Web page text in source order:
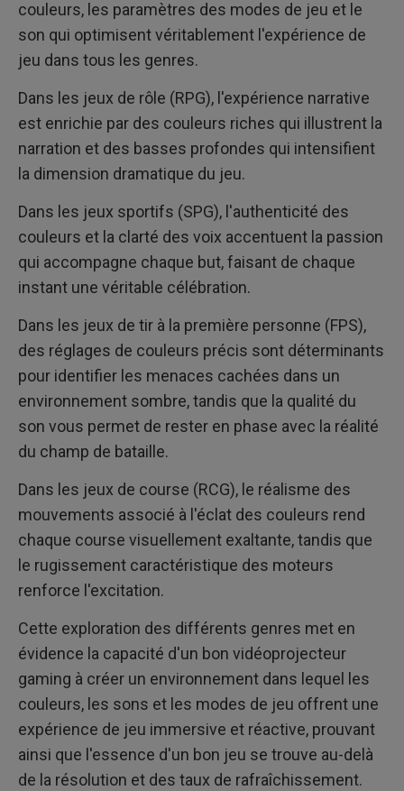
couleurs, les paramètres des modes de jeu et le
son qui optimisent véritablement l'expérience de
jeu dans tous les genres.
Dans les jeux de rôle (RPG), l'expérience narrative
est enrichie par des couleurs riches qui illustrent la
narration et des basses profondes qui intensifient
la dimension dramatique du jeu.
Dans les jeux sportifs (SPG), l'authenticité des
couleurs et la clarté des voix accentuent la passion
qui accompagne chaque but, faisant de chaque
instant une véritable célébration.
Dans les jeux de tir à la première personne (FPS),
des réglages de couleurs précis sont déterminants
pour identifier les menaces cachées dans un
environnement sombre, tandis que la qualité du
son vous permet de rester en phase avec la réalité
du champ de bataille.
Dans les jeux de course (RCG), le réalisme des
mouvements associé à l'éclat des couleurs rend
chaque course visuellement exaltante, tandis que
le rugissement caractéristique des moteurs
renforce l'excitation.
Cette exploration des différents genres met en
évidence la capacité d'un bon vidéoprojecteur
gaming à créer un environnement dans lequel les
couleurs, les sons et les modes de jeu offrent une
expérience de jeu immersive et réactive, prouvant
ainsi que l'essence d'un bon jeu se trouve au-delà
de la résolution et des taux de rafraîchissement.